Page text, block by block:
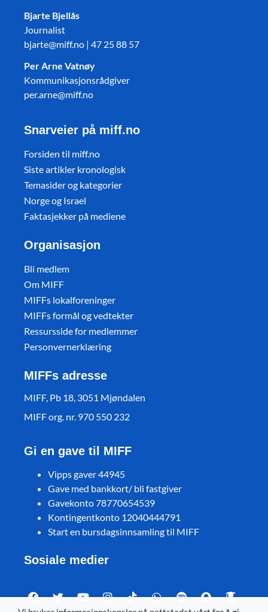
Bjarte Bjellås
Journalist
bjarte@miff.no | 47 25 88 57
Per Arne Vatnøy
Kommunikasjonsrådgiver
per.arne@miff.no
Snarveier på miff.no
Forsiden til miff.no
Siste artikler kronologisk
Temasider og kategorier
Norge og Israel
Faktasjekker på mediene
Organisasjon
Bli medlem
Om MIFF
MIFFs lokalforeninger
MIFFs formål og vedtekter
Ressursside for medlemmer
Personvernerklæring
MIFFs adresse
MIFF, Pb 18, 3051 Mjøndalen
MIFF org. nr. 970 550 232
Gi en gave til MIFF
Vipps gaver 44945
Gave med bankkort/ bli fastgiver
Gavekonto 78770654539
Kontingentkonto 12040444791
Start en bursdagsinnsamling til MIFF
Sosiale medier